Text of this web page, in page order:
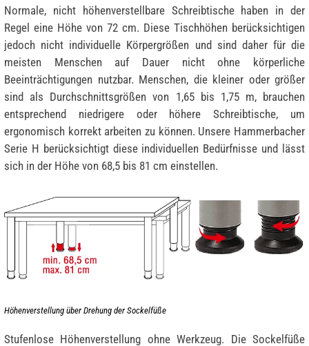
Normale, nicht höhenverstellbare Schreibtische haben in der
Regel eine Höhe von 72 cm. Diese Tischhöhen berücksichtigen
jedoch nicht individuelle Körpergrößen und sind daher für die
meisten Menschen auf Dauer nicht ohne körperliche
Beeinträchtigungen nutzbar. Menschen, die kleiner oder größer
sind als Durchschnittsgrößen von 1,65 bis 1,75 m, brauchen
entsprechend niedrigere oder höhere Schreibtische, um
ergonomisch korrekt arbeiten zu können. Unsere Hammerbacher
Serie H berücksichtigt diese individuellen Bedürfnisse und lässt
sich in der Höhe von 68,5 bis 81 cm einstellen.
Höhenverstellung über Drehung der Sockelfüße
Stufenlose Höhenverstellung ohne Werkzeug. Die Sockelfüße